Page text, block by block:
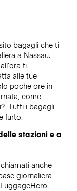
bagagli che ti
a Nassau.
ti
alle tue
poche ore in
come
Tutti i bagagli
furto.
stazioni e a
anche
giornaliera